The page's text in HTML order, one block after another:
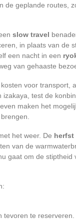
de geplande routes,
slow travel
in plaats van de
een nacht in een
van gehaaste
voor transport,
izakaya, test de
maken het
het weer. De herfst
van de
gaat om de stiptheid
te reserveren.